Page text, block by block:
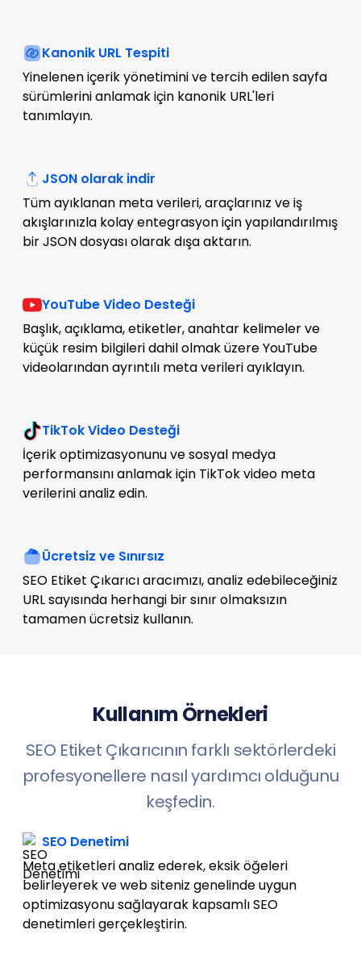
Kanonik URL Tespiti
Yinelenen içerik yönetimini ve tercih edilen sayfa
sürümlerini anlamak için kanonik URL'leri
tanımlayın.
JSON olarak indir
Tüm ayıklanan meta verileri, araçlarınız ve iş
akışlarınızla kolay entegrasyon için yapılandırılmış
bir JSON dosyası olarak dışa aktarın.
YouTube Video Desteği
Başlık, açıklama, etiketler, anahtar kelimeler ve
küçük resim bilgileri dahil olmak üzere YouTube
videolarından ayrıntılı meta verileri ayıklayın.
TikTok Video Desteği
İçerik optimizasyonunu ve sosyal medya
performansını anlamak için TikTok video meta
verilerini analiz edin.
Ücretsiz ve Sınırsız
SEO Etiket Çıkarıcı aracımızı, analiz edebileceğiniz
URL sayısında herhangi bir sınır olmaksızın
tamamen ücretsiz kullanın.
Kullanım Örnekleri
SEO Etiket Çıkarıcının farklı sektörlerdeki
profesyonellere nasıl yardımcı olduğunu
keşfedin.
SEO Denetimi
Meta etiketleri analiz ederek, eksik öğeleri
belirleyerek ve web siteniz genelinde uygun
optimizasyonu sağlayarak kapsamlı SEO
denetimleri gerçekleştirin.